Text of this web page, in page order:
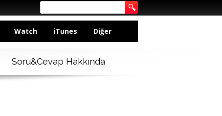
Watch iTunes Diğer
Soru&Cevap Hakkında